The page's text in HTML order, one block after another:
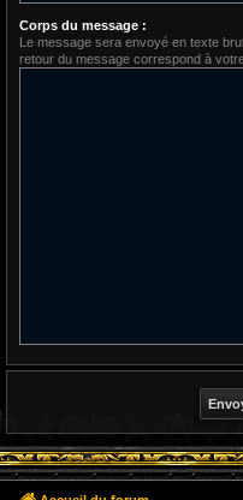
Corps du message :
Le message sera envoyé en texte
retour du message correspond à